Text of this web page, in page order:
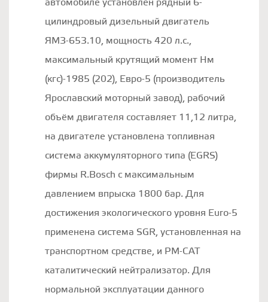
автомобиле установлен рядный 6-
цилиндровый дизельный двигатель
ЯМЗ-653.10, мощность 420 л.с.,
максимальный крутящий момент Нм
(кгс)-1985 (202), Евро-5 (производитель
Ярославский моторный завод), рабочий
объём двигателя составляет 11,12 литра,
на двигателе установлена топливная
система аккумуляторного типа (EGRS)
фирмы R.Bosch c максимальным
давлением впрыска 1800 бар. Для
достижения экологического уровня Euro-5
применена система SGR, установленная на
транспортном средстве, и РМ-САТ
каталитический нейтрализатор. Для
нормальной эксплуатации данного